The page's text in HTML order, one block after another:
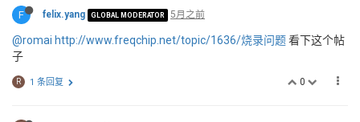
F felix.yang GLOBAL MODERATOR 5月之前
@romai http://www.freqchip.net/topic/1636/烧录问题看下这个帖
子
0
R 1 条回复